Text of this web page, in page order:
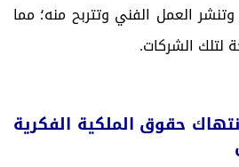
العمل الفني وتتربح منه؛ مما
لتلك الشركات.
حقوق الملكية الفكرية